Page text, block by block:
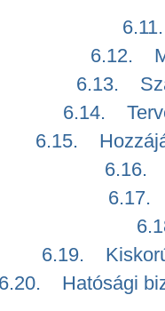
6.12.
6.13.
6.14.
6.15.
6.16.
6.17.
6.19.
6.20. Hatósági